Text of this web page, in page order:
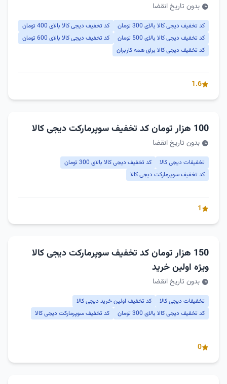
بدون تاریخ انقضا
کد تخفیف دیجی کالا بالای 300 تومان
کد تخفیف دیجی کالا بالای 400 تومان
کد تخفیف دیجی کالا بالای 500 تومان
کد تخفیف دیجی کالا بالای 600 تومان
کد تخفیف دیجی کالا برای همه کاربران
1.6
100 هزار تومان کد تخفیف سوپرمارکت دیجی کالا
بدون تاریخ انقضا
تخفیفات دیجی کالا
کد تخفیف دیجی کالا بالای 300 تومان
کد تخفیف سوپرمارکت دیجی کالا
1
150 هزار تومان کد تخفیف سوپرمارکت دیجی کالا
ویژه اولین خرید
بدون تاریخ انقضا
تخفیفات دیجی کالا
کد تخفیف اولین خرید دیجی کالا
کد تخفیف دیجی کالا بالای 300 تومان
کد تخفیف سوپرمارکت دیجی کالا
0